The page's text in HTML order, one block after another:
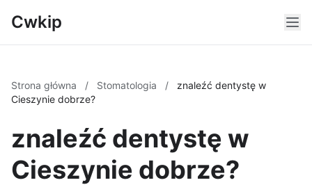
Cwkip
Strona główna / Stomatologia /
znaleźć dentystę w
Cieszynie dobrze?
znaleźć dentystę w
Cieszynie dobrze?